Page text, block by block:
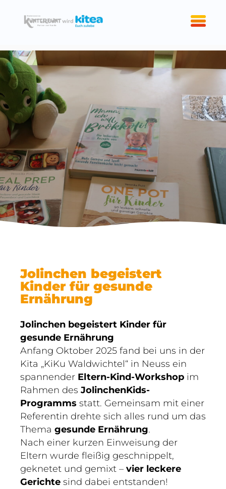
Jolinchen begeistert
Kinder für gesunde
Ernährung
Jolinchen begeistert Kinder für
gesunde Ernährung
Anfang Oktober 2025 fand bei uns in der
Kita „KiKu Waldwichtel“ in Neuss ein
spannender Eltern-Kind-Workshop im
Rahmen des JolinchenKids-
Programms statt. Gemeinsam mit einer
Referentin drehte sich alles rund um das
Thema gesunde Ernährung.
Nach einer kurzen Einweisung der
Eltern wurde fleißig geschnippelt,
geknetet und gemixt – vier leckere
Gerichte sind dabei entstanden!